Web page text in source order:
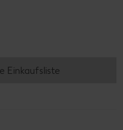
Einkaufsliste